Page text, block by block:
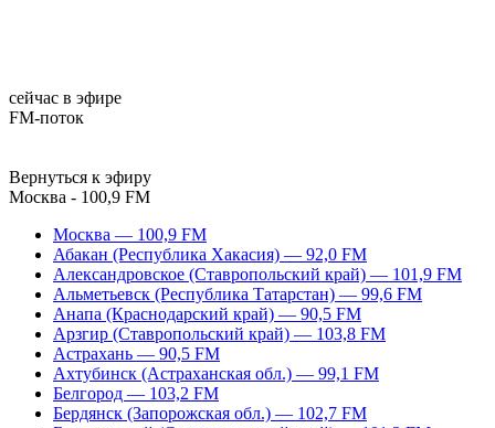
сейчас в эфире
FM-поток
Вернуться к эфиру
Москва - 100,9 FM
Москва — 100,9 FM
Абакан (Республика Хакасия) — 92,0 FM
Александровское (Ставропольский край) — 101,9 FM
Альметьевск (Республика Татарстан) — 99,6 FM
Анапа (Краснодарский край) — 90,5 FM
Арзгир (Ставропольский край) — 103,8 FM
Астрахань — 90,5 FM
Ахтубинск (Астраханская обл.) — 99,1 FM
Белгород — 103,2 FM
Бердянск (Запорожская обл.) — 102,7 FM